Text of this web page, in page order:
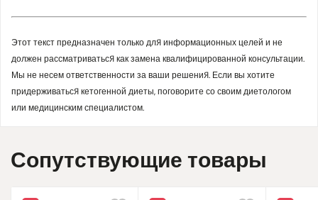
Этот текст предназначен только для информационных целей и не
должен рассматриваться как замена квалифицированной консультации.
Мы не несем ответственности за ваши решения. Если вы хотите
придерживаться кетогенной диеты, поговорите со своим диетологом
или медицинским специалистом.
Сопутствующие товары